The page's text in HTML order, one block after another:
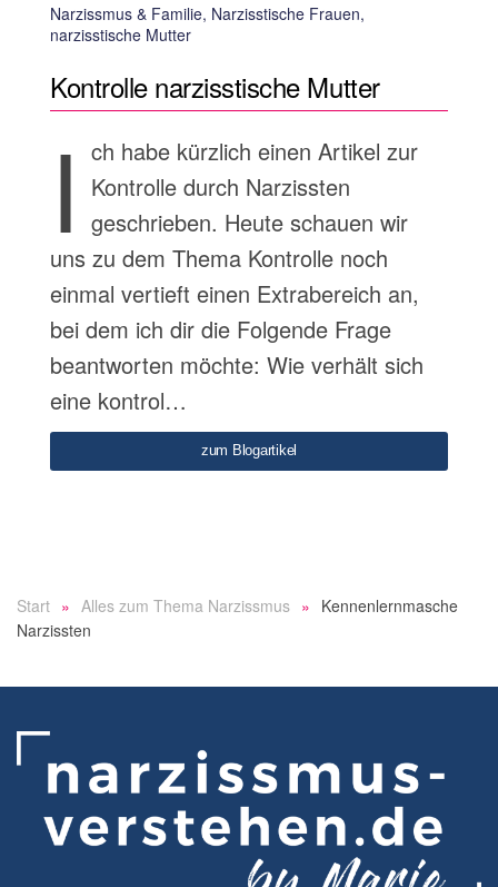
Narzissmus & Familie, Narzisstische Frauen,
narzisstische Mutter
Kontrolle narzisstische Mutter
I
ch habe kürzlich einen Artikel zur
Kontrolle durch Narzissten
geschrieben. Heute schauen wir
uns zu dem Thema Kontrolle noch
einmal vertieft einen Extrabereich an,
bei dem ich dir die Folgende Frage
beantworten möchte: Wie verhält sich
eine kontrol…
zum Blogartikel
Start Alles zum Thema Narzissmus
Kennenlernmasche
Narzissten